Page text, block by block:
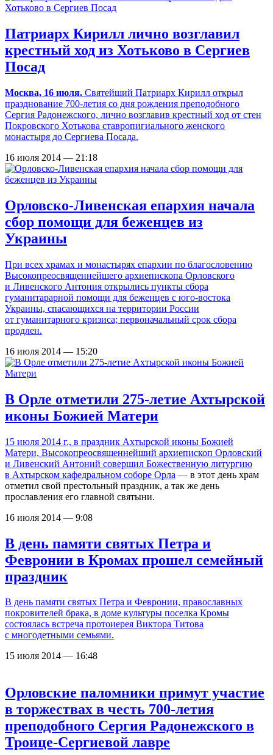
Патриарх Кирилл лично возглавил
крестный ход из Хотьково в Сергиев
Посад
Москва, 16 июля. Святейший Патриарх Кирилл открыл
празднование 700-летия со дня рождения преподобного
Сергия Радонежского, лично возглавив крестный ход от стен
Покровского Хотькова ставропигиального женского
монастыря до Сергиева Посада.
16 июля 2014 — 21:18
Орловско-Ливенская епархия начала
сбор помощи для беженцев из
Украины
При всех храмах и монастырях епархии по благословению
Высокопреосвященнейшего архиепископа Орловского
и Ливенского Антония открылись пункты сбора
гуманитарарной помощи для беженцев с юго-востока
Украины, спасающихся на территории России
от гуманитарного кризиса; первоначальный срок сбора
продлен.
16 июля 2014 — 15:20
В Орле отметили 275-летие Ахтырской
иконы Божией Матери
15 июля 2014 г., в праздник Ахтырской иконы Божией
Матери, Высокопреосвященнейший архиепископ Орловский
и Ливенский Антоний совершил Божественную литургию
в Ахтырском кафедральном соборе Орла — в этот день храм
отметил свой престольный праздник, а так же день
прославления его главной святыни.
16 июля 2014 — 9:08
В день памяти святых Петра и
Февронии в Кромах прошел семейный
праздник
В день памяти святых Петра и Февронии, православных
покровителей брака, в доме культуры поселка Кромы
состоялась встреча протоиерея Виктора Титова
с многодетными семьями.
15 июля 2014 — 16:48
Орловские паломники примут участие
в торжествах в честь 700-летия
преподобного Сергия Радонежского в
Троице-Сергиевой лавре